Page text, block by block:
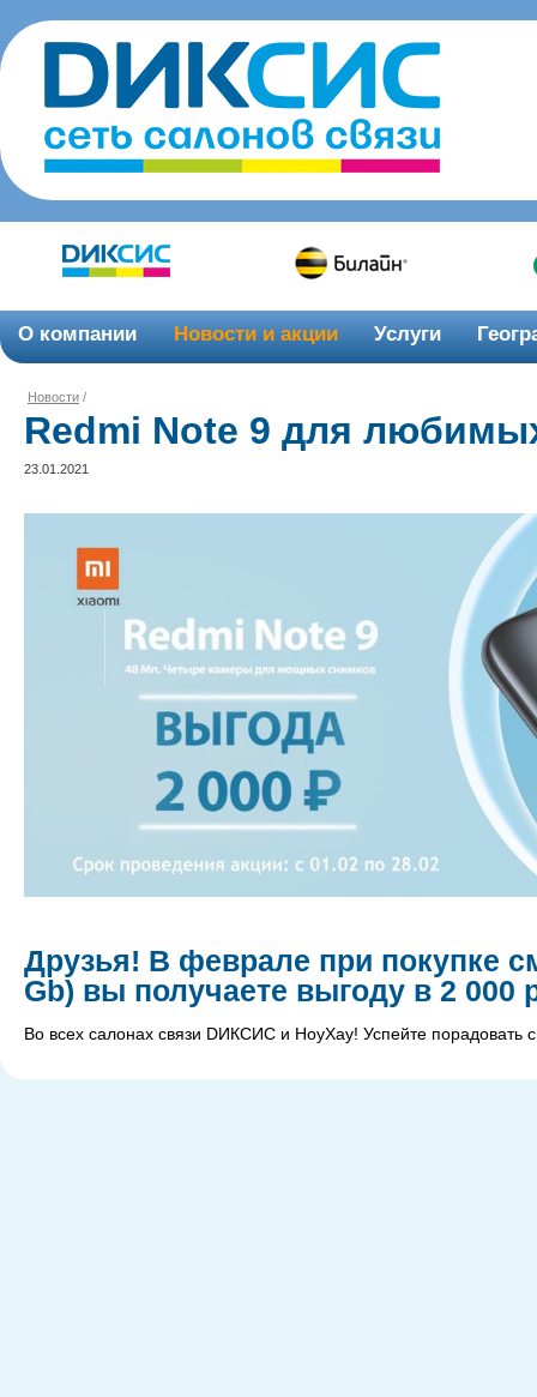
О компании Новости и акции Услуги
Новости /
Redmi Note 9 для
23.01.2021
Друзья! В феврале при покупке
Gb) вы получаете выгоду в 2 000
Во всех салонах связи DИКСИС и НоуХау! Успейте порадовать